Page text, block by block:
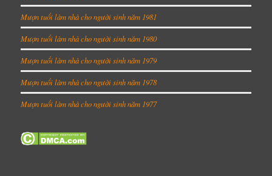
Mượn tuổi làm nhà cho người sinh năm 1981
Mượn tuổi làm nhà cho người sinh năm 1980
Mượn tuổi làm nhà cho người sinh năm 1979
Mượn tuổi làm nhà cho người sinh năm 1978
Mượn tuổi làm nhà cho người sinh năm 1977